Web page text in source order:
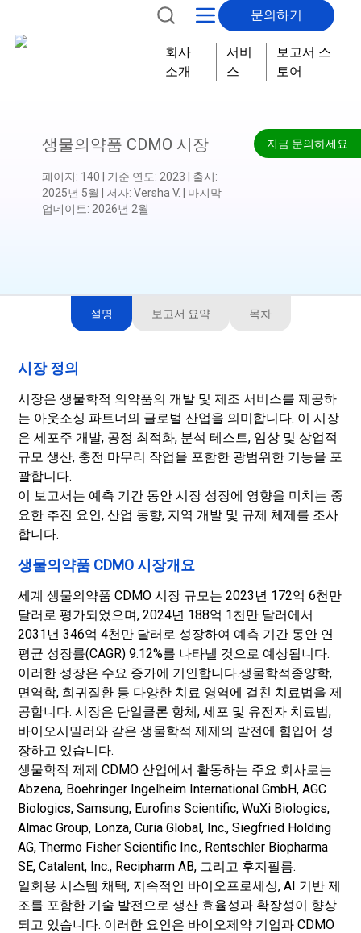
문의하기
회사
소개
서비
스
보고서 스
토어
지금 문의하세요
생물의약품 CDMO 시장
페이지: 140 기준 연도: 2023 출시:
2025년 5월
저자: Versha V.
마지막
업데이트: 2026년 2월
설명 보고서 요약 목차
시장 정의
시장은 생물학적 의약품의 개발 및 제조 서비스를 제공하
는 아웃소싱 파트너의 글로벌 산업을 의미합니다. 이 시장
은 세포주 개발, 공정 최적화, 분석 테스트, 임상 및 상업적
규모 생산, 충전 마무리 작업을 포함한 광범위한 기능을 포
괄합니다.
이 보고서는 예측 기간 동안 시장 성장에 영향을 미치는 중
요한 추진 요인, 산업 동향, 지역 개발 및 규제 체제를 조사
합니다.
생물의약품 CDMO 시장개요
세계 생물의약품 CDMO 시장 규모는 2023년 172억 6천만
달러로 평가되었으며, 2024년 188억 1천만 달러에서
2031년 346억 4천만 달러로 성장하여 예측 기간 동안 연
평균 성장률(CAGR) 9.12%를 나타낼 것으로 예상됩니다.
이러한 성장은 수요 증가에 기인합니다.생물학적종양학,
면역학, 희귀질환 등 다양한 치료 영역에 걸친 치료법을 제
공합니다. 시장은 단일클론 항체, 세포 및 유전자 치료법,
바이오시밀러와 같은 생물학적 제제의 발전에 힘입어 성
장하고 있습니다.
생물학적 제제 CDMO 산업에서 활동하는 주요 회사로는
Abzena, Boehringer Ingelheim International GmbH, AGC
Biologics, Samsung, Eurofins Scientific, WuXi Biologics,
Almac Group, Lonza, Curia Global, Inc., Siegfried Holding
AG, Thermo Fisher Scientific Inc., Rentschler Biopharma
SE, Catalent, Inc., Recipharm AB, 그리고 후지필름.
일회용 시스템 채택, 지속적인 바이오프로세싱, AI 기반 제
조를 포함한 기술 발전으로 생산 효율성과 확장성이 향상
되고 있습니다. 이러한 요인은 바이오제약 기업과 CDMO